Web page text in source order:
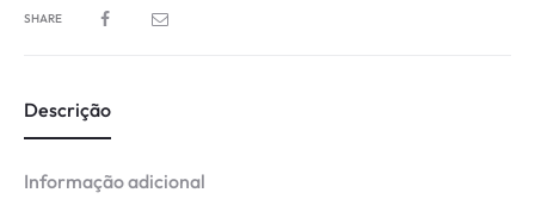
SHARE
Descrição
Informação adicional